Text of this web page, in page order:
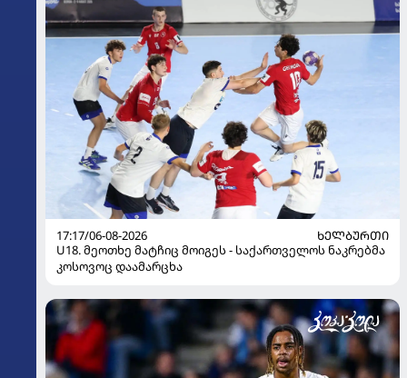
17:17/06-08-2026
ᲮᲔᲚᲑᲣᲠᲗᲘ
U18. მეოთხე მატჩიც მოიგეს - საქართველოს ნაკრებმა
კოსოვოც დაამარცხა